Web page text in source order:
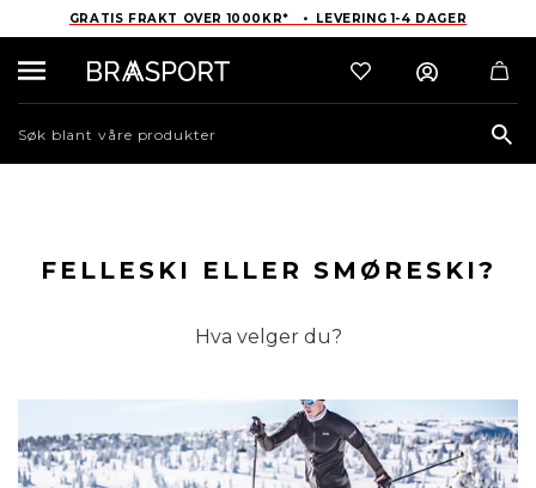
GRATIS FRAKT OVER 1000KR* • LEVERING 1-4 DAGER
FELLESKI ELLER SMØRESKI?
Hva velger du?